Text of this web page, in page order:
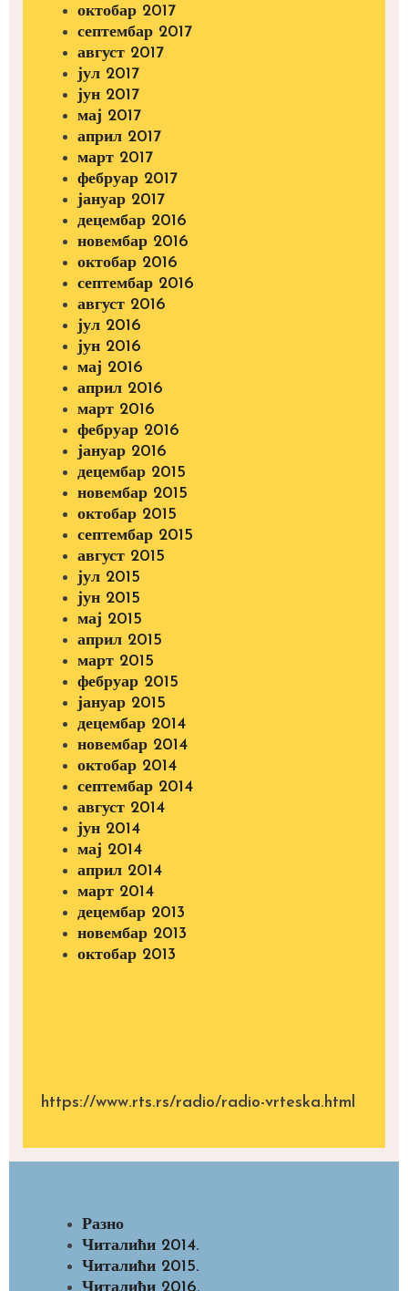
октобар 2017
септембар 2017
август 2017
јул 2017
јун 2017
мај 2017
април 2017
март 2017
фебруар 2017
јануар 2017
децембар 2016
новембар 2016
октобар 2016
септембар 2016
август 2016
јул 2016
јун 2016
мај 2016
април 2016
март 2016
фебруар 2016
јануар 2016
децембар 2015
новембар 2015
октобар 2015
септембар 2015
август 2015
јул 2015
јун 2015
мај 2015
април 2015
март 2015
фебруар 2015
јануар 2015
децембар 2014
новембар 2014
октобар 2014
септембар 2014
август 2014
јун 2014
мај 2014
април 2014
март 2014
децембар 2013
новембар 2013
октобар 2013
https://www.rts.rs/radio/radio-vrteska.html
Разно
Читалићи 2014.
Читалићи 2015.